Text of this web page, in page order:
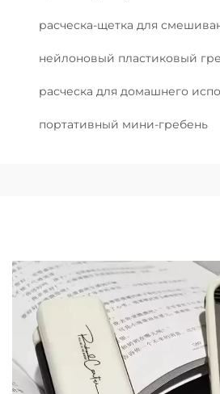
расческа-щетка для
нейлоновый пластиковый
расческа для домашнего
портативный мини-гребень